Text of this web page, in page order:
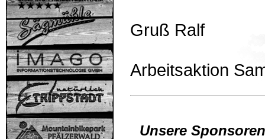
Gruß Ralf
Arbeitsaktion
Unsere